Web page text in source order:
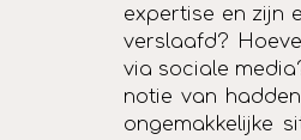
expertise en zijn
verslaafd?
via sociale
notie van
ongemakkelijke